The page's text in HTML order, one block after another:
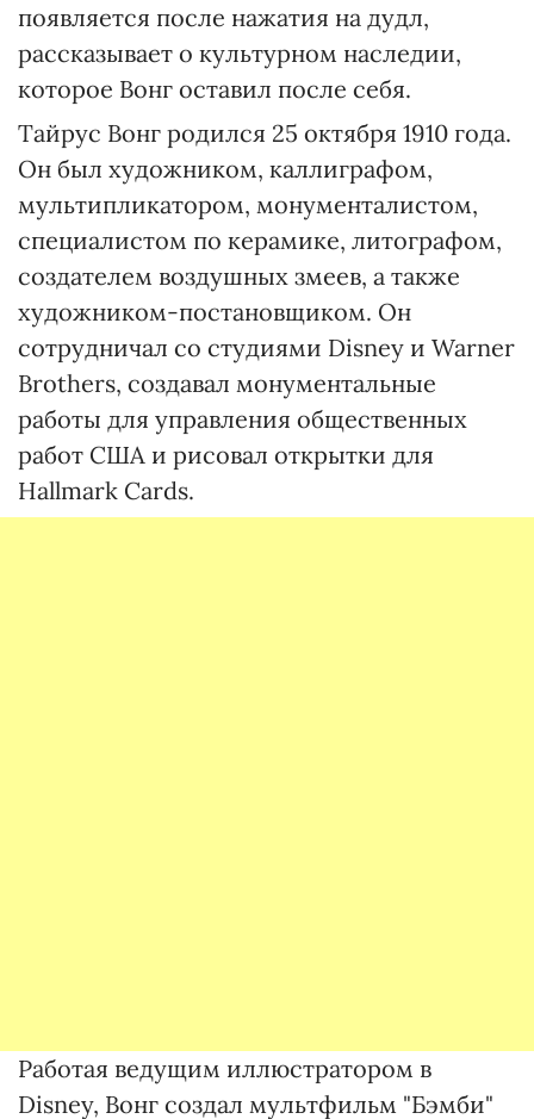
появляется после нажатия на дудл,
рассказывает о культурном наследии,
которое Вонг оставил после себя.
Тайрус Вонг родился 25 октября 1910 года.
Он был художником, каллиграфом,
мультипликатором, монументалистом,
специалистом по керамике, литографом,
создателем воздушных змеев, а также
художником-постановщиком. Он
сотрудничал со студиями Disney и Warner
Brothers, создавал монументальные
работы для управления общественных
работ США и рисовал открытки для
Hallmark Cards.
Работая ведущим иллюстратором в
Disney, Вонг создал мультфильм "Бэмби"